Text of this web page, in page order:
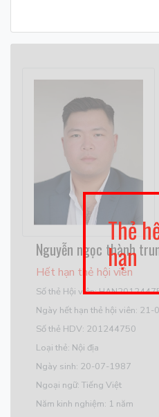
Nguyễn ngọc thành
Hết hạn thẻ hội viên
Số thẻ Hội viên:
Ngày hết hạn thẻ hội viên:
Số thẻ HDV: 201244750
Loại thẻ: Nội địa
Ngày sinh: 20-07-1987
Ngoại ngữ: Tiếng Việt
Năm kinh nghiệm: 1 năm
Thẻ
hạn